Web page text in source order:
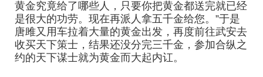
黄金究竟给了哪些人，只要你把黄金都送完就已经
是很大的功劳。现在再派人拿五千金给您。”于是
唐雎又用车拉着大量的黄金出发，再度前往武安去
收买天下策士，结果还没分完三千金，参加合纵之
约的天下谋士就为黄金而大起内讧。